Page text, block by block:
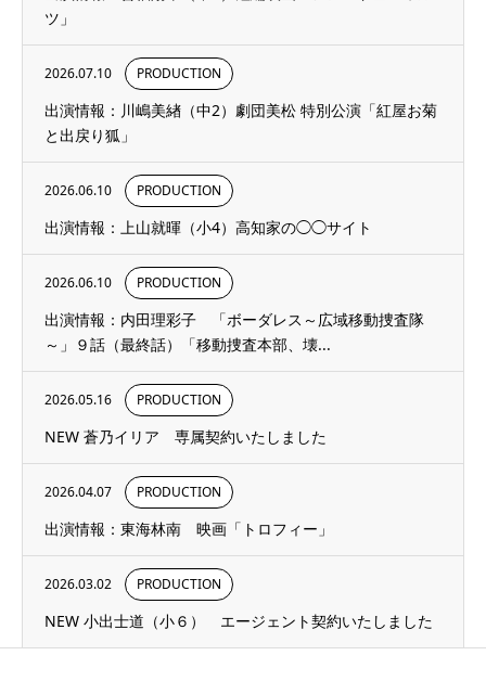
ツ」
2026.07.10 PRODUCTION
出演情報：川嶋美緖（中2）劇団美松 特別公演「紅屋お菊
と出戻り狐」
2026.06.10 PRODUCTION
出演情報：上山就暉（小4）高知家の◯◯サイト
2026.06.10 PRODUCTION
出演情報：内田理彩子 「ボーダレス～広域移動捜査隊
～」９話（最終話）「移動捜査本部、壊...
2026.05.16 PRODUCTION
NEW 蒼乃イリア 専属契約いたしました
2026.04.07 PRODUCTION
出演情報：東海林南 映画「トロフィー」
2026.03.02 PRODUCTION
NEW 小出士道（小６） エージェント契約いたしました